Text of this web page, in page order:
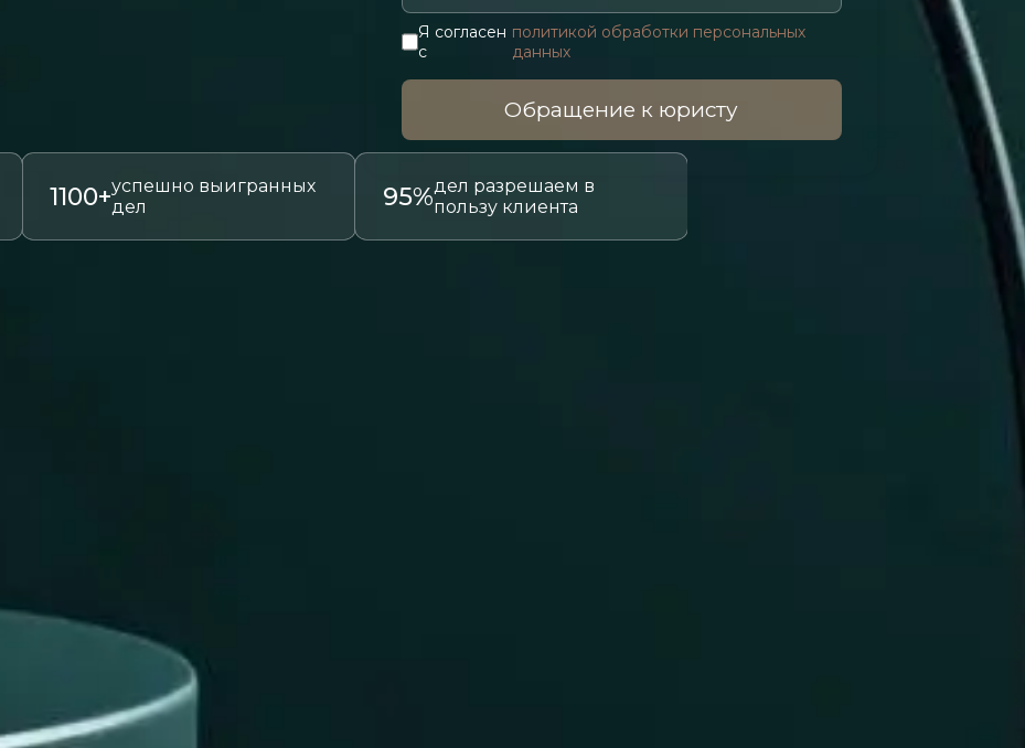
Я согласен
с
политикой обработки персональных
данных
Обращение к юристу
1100+успешно выигранных
дел
95%дел разрешаем в
пользу клиента